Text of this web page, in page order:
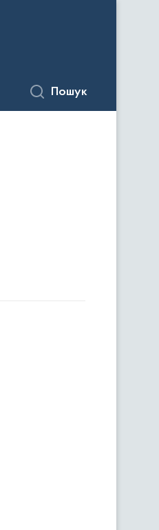
Пошук